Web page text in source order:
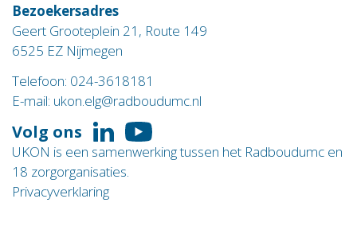
Bezoekersadres
Geert Grooteplein 21, Route 149
6525 EZ Nijmegen
Telefoon: 024-3618181
E-mail: ukon.elg@radboudumc.nl
Volg ons
Volg
ons
op
LinkedIn
ons
op
UKON is een samenwerking tussen het Radboudumc en
18 zorgorganisaties.
Privacyverklaring